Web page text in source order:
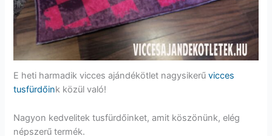
E heti harmadik vicces ajándékötlet nagysikerűvicces
tusfürdőink közül való!
Nagyon kedvelitek tusfürdőinket, amit köszönünk, elég
népszerű termék.